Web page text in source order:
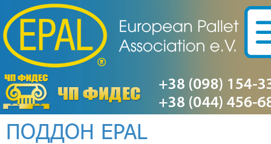
ПОДДОН EPAL